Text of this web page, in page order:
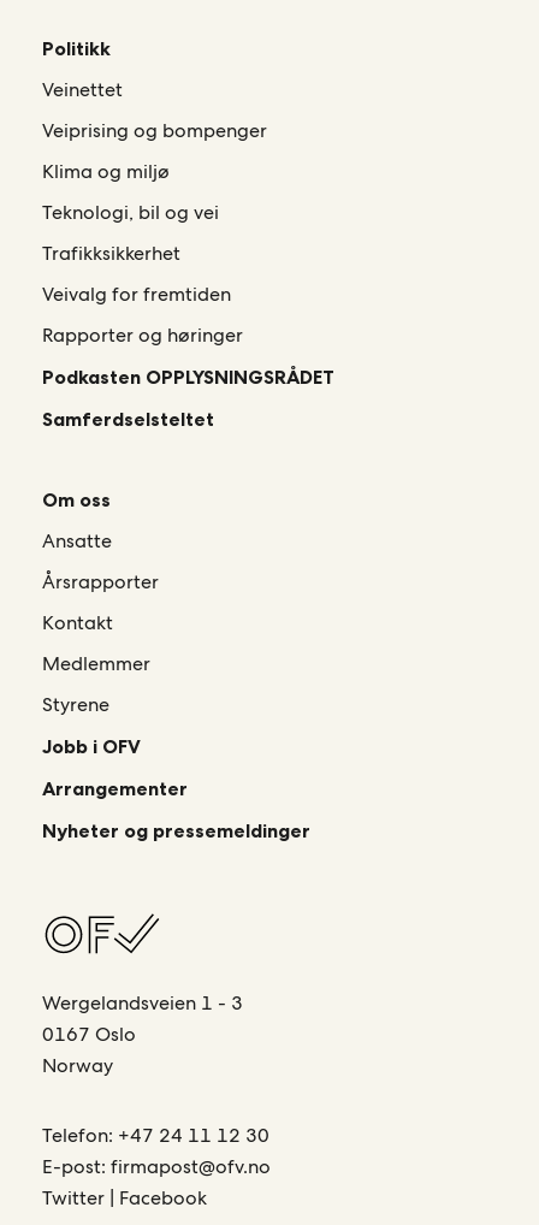
Politikk
Veinettet
Veiprising og bompenger
Klima og miljø
Teknologi, bil og vei
Trafikksikkerhet
Veivalg for fremtiden
Rapporter og høringer
Podkasten OPPLYSNINGSRÅDET
Samferdselsteltet
Om oss
Ansatte
Årsrapporter
Kontakt
Medlemmer
Styrene
Jobb i OFV
Arrangementer
Nyheter og pressemeldinger
Wergelandsveien 1 - 3
0167 Oslo
Norway
Telefon: +47 24 11 12 30
E-post:firmapost@ofv.no
Twitter
Facebook